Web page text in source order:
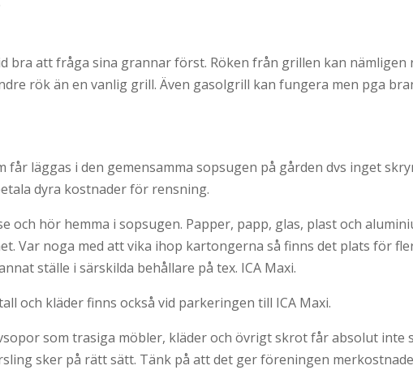
bra att fråga sina grannar först. Röken från grillen kan nämligen
rök än en vanlig grill. Även gasolgrill kan fungera men pga
får läggas i den gemensamma sopsugen på gården dvs inget
dyra kostnader för rensning.
och hör hemma i sopsugen. Papper, papp, glas, plast och
Var noga med att vika ihop kartongerna så finns det plats för
ställe i särskilda behållare på tex. ICA Maxi.
och kläder finns också vid parkeringen till ICA Maxi.
som trasiga möbler, kläder och övrigt skrot får absolut inte
sker på rätt sätt. Tänk på att det ger föreningen